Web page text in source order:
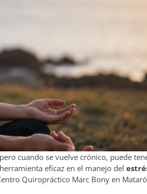
cuando se vuelve crónico, puede
eficaz en el manejo del
Quiropráctico Marc Bony en